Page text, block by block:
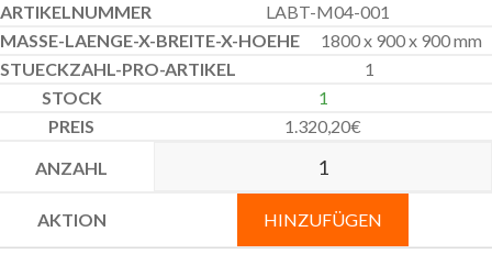
LABT-M04-001
1800 x 900 x 900 mm
1
1
1.320,20€
HINZUFÜGEN